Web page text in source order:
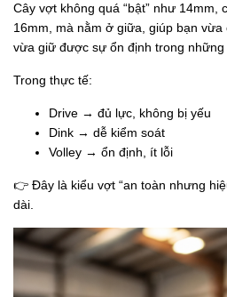
Cây vợt không quá “bật” như 14mm,
16mm, mà nằm ở giữa, giúp bạn vừa
vừa giữ được sự ổn định trong những
Trong thực tế:
Drive → đủ lực, không bị yếu
Dink → dễ kiểm soát
Volley → ổn định, ít lỗi
👉 Đây là kiểu vợt “an toàn nhưng
dài.